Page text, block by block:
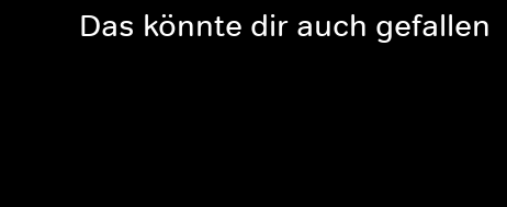
Das könnte dir auch gefallen